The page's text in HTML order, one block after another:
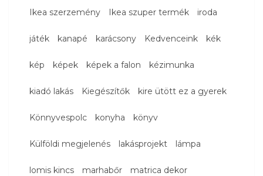
Ikea szerzemény Ikea szuper termék iroda
játék kanapé karácsony Kedvenceink kék
kép képek képek a falon kézimunka
kiadó lakás Kiegészítők kire ütött ez a gyerek
Könnyvespolc konyha könyv
Külföldi megjelenés lakásprojekt lámpa
lomis kincs marhabőr matrica dekor